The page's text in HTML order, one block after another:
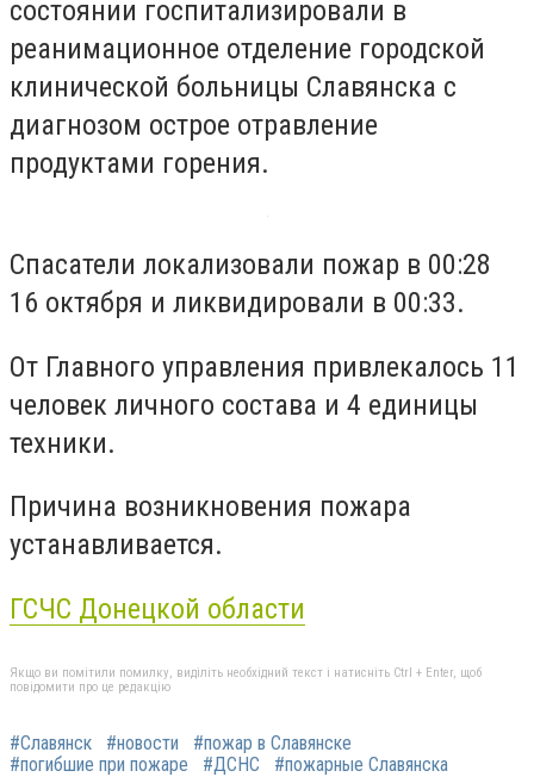
состоянии госпитализировали в
реанимационное отделение городской
клинической больницы Славянска с
диагнозом острое отравление
продуктами горения.
Спасатели локализовали пожар в 00:28
16 октября и ликвидировали в 00:33.
От Главного управления привлекалось 11
человек личного состава и 4 единицы
техники.
Причина возникновения пожара
устанавливается.
ГСЧС Донецкой области
Якщо ви помітили помилку, виділіть необхідний текст і натисніть Ctrl + Enter, щоб
повідомити про це редакцію
#Славянск #новости
#пожар в Славянске
#погибшие при пожаре
#ДСНС #пожарные Славянска